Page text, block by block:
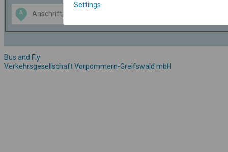
A
Data CC-BY-SA
OpenStreetMap
GeoLite data by
Bus and Fly
Verkehrsgesellschaft Vorpommern-Greifswald mbH
Settings